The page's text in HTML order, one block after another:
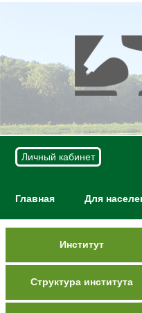
Личный кабинет
Главная Для
Институт
Структура института